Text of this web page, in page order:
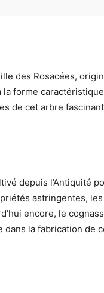
des Rosacées,
forme
de cet arbre
depuis l’Antiquité
astringentes,
encore, le
dans la fabrication de